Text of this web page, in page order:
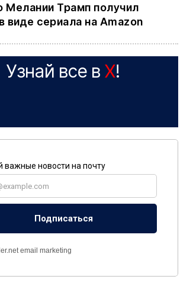
Мелании Трамп получил
виде сериала на Amazon
Узнай все в X!